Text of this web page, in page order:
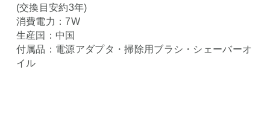
(交換目安約3年)
消費電力：7W
生産国：中国
付属品：電源アダプタ・掃除用ブラシ・シェーバーオ
イル